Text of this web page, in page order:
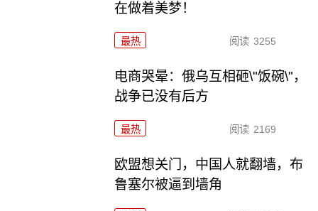
在做着美梦！
最热 阅读 3255
电商哭晕：俄乌互相砸\"饭碗\"，
战争已没有后方
最热 阅读 2169
欧盟想关门，中国人就翻墙，布
鲁塞尔被逼到墙角